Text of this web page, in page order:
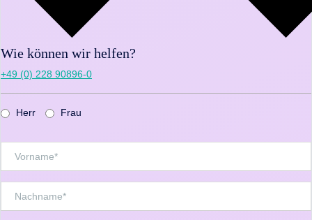
Wie können wir helfen?
+49 (0) 228 90896-0
Herr Frau